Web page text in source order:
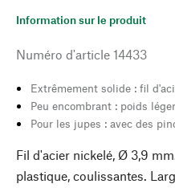
Information sur le produit
Numéro d'article 14433
Extrêmement solide : fil
Peu encombrant : poids
Pour les jupes : avec des
Fil d'acier nickelé, Ø 3,9
plastique, coulissantes.